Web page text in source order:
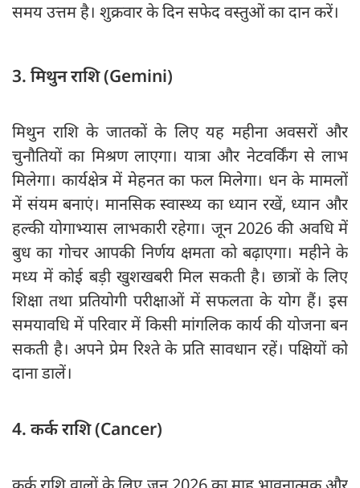
समय उत्तम है। शुक्रवार के दिन सफेद वस्तुओं का दान करें।
3. मिथुन राशि (Gemini)
मिथुन राशि के जातकों के लिए यह महीना अवसरों और
चुनौतियों का मिश्रण लाएगा। यात्रा और नेटवर्किंग से लाभ
मिलेगा। कार्यक्षेत्र में मेहनत का फल मिलेगा। धन के मामलों
में संयम बनाएं। मानसिक स्वास्थ्य का ध्यान रखें, ध्यान और
हल्की योगाभ्यास लाभकारी रहेगा। जून 2026 की अवधि में
बुध का गोचर आपकी निर्णय क्षमता को बढ़ाएगा। महीने के
मध्य में कोई बड़ी खुशखबरी मिल सकती है। छात्रों के लिए
शिक्षा तथा प्रतियोगी परीक्षाओं में सफलता के योग हैं। इस
समयावधि में परिवार में किसी मांगलिक कार्य की योजना बन
सकती है। अपने प्रेम रिश्ते के प्रति सावधान रहें। पक्षियों को
दाना डालें।
4. कर्क राशि (Cancer)